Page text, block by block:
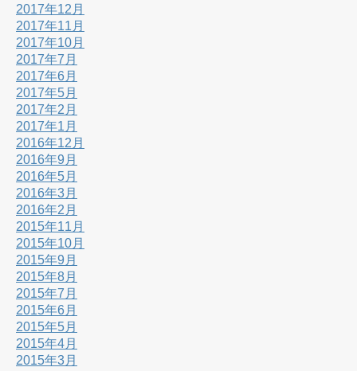
2017年12月
2017年11月
2017年10月
2017年7月
2017年6月
2017年5月
2017年2月
2017年1月
2016年12月
2016年9月
2016年5月
2016年3月
2016年2月
2015年11月
2015年10月
2015年9月
2015年8月
2015年7月
2015年6月
2015年5月
2015年4月
2015年3月